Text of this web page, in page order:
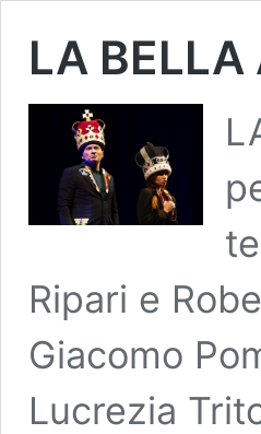
LA BELLA
Ripari e
Giacomo
Lucrezia